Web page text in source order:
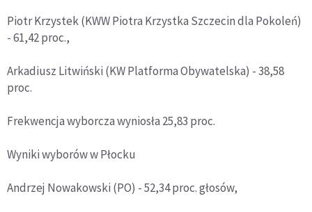
Piotr Krzystek (KWW Piotra Krzystka Szczecin dla Pokoleń)
- 61,42 proc.,
Arkadiusz Litwiński (KW Platforma Obywatelska) - 38,58
proc.
Frekwencja wyborcza wyniosła 25,83 proc.
Wyniki wyborów w Płocku
Andrzej Nowakowski (PO) - 52,34 proc. głosów,